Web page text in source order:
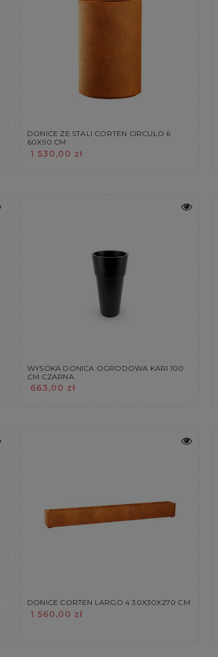
DONICE ZE STALI CORTEN CIRCULO 6
60X90 CM
1 530,00 zł
WYSOKA DONICA OGRODOWA KARI 100
CM CZARNA
663,00 zł
DONICE CORTEN LARGO 4 30X30X270 CM
1 560,00 zł